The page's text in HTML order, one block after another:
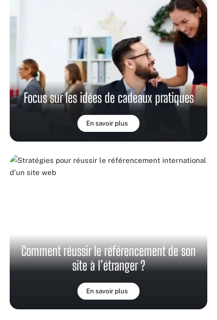
Focus sur les idées de cadeaux pratiques
En savoir plus
Comment réussir le référencement de son
site à l’étranger ?
En savoir plus